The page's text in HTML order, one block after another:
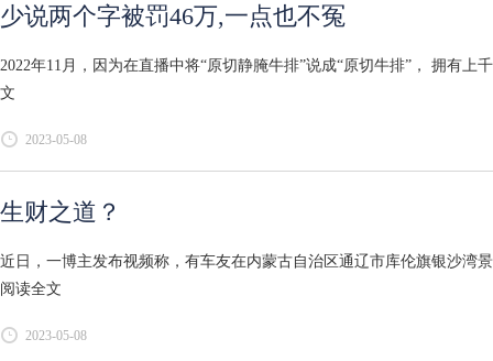
少说两个字被罚46万,一点也不冤
2022年11月，因为在直播中将“原切静腌牛排”说成“原切牛排”， 拥有
文
2023-05-08
生财之道？
近日，一博主发布视频称，有车友在内蒙古自治区通辽市库伦旗银沙湾
阅读全文
2023-05-08